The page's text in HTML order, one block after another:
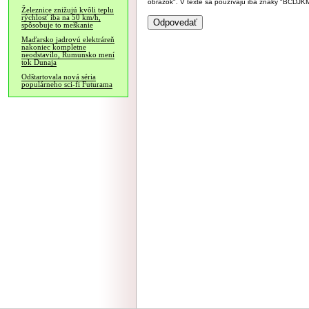
Železnice znižujú kvôli teplu
rýchlosť iba na 50 km/h,
spôsobuje to meškanie
Maďarsko jadrovú elektráreň
nakoniec kompletne
neodstavilo, Rumunsko mení
tok Dunaja
Odštartovala nová séria
populárneho sci-fi Futurama
obrázok". V texte sa používajú iba znaky